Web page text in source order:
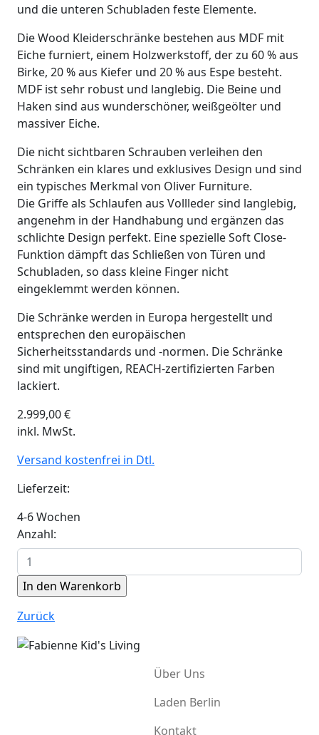
und die unteren Schubladen feste Elemente.
Die Wood Kleiderschränke bestehen aus MDF mit
Eiche furniert, einem Holzwerkstoff, der zu 60 % aus
Birke, 20 % aus Kiefer und 20 % aus Espe besteht.
MDF ist sehr robust und langlebig. Die Beine und
Haken sind aus wunderschöner, weißgeölter und
massiver Eiche.
Die nicht sichtbaren Schrauben verleihen den
Schränken ein klares und exklusives Design und sind
ein typisches Merkmal von Oliver Furniture.
Die Griffe als Schlaufen aus Vollleder sind langlebig,
angenehm in der Handhabung und ergänzen das
schlichte Design perfekt. Eine spezielle Soft Close-
Funktion dämpft das Schließen von Türen und
Schubladen, so dass kleine Finger nicht
eingeklemmt werden können.
Die Schränke werden in Europa hergestellt und
entsprechen den europäischen
Sicherheitsstandards und -normen. Die Schränke
sind mit ungiftigen, REACH-zertifizierten Farben
lackiert.
2.999,00€
inkl. MwSt.
Versand kostenfrei in Dtl.
Lieferzeit:
4-6 Wochen
Anzahl:
Zurück
Über Uns
Laden Berlin
Kontakt